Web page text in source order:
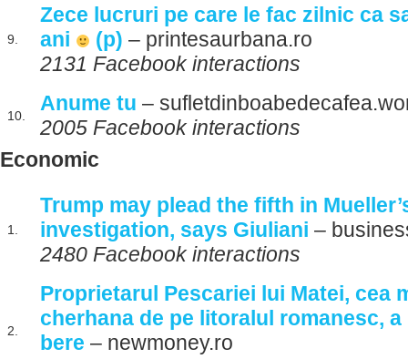
9.
Zece lucruri pe care le fac zilnic ca
ani
(p) – printesaurbana.ro
2131 Facebook interactions
10.
Anume tu –
2005 Facebook interactions
Economic
1.
Trump may plead the fifth in
investigation, says Giuliani –
2480 Facebook interactions
2.
Proprietarul Pescariei lui Matei, cea
cherhana de pe litoralul romanesc,
bere – newmoney.ro